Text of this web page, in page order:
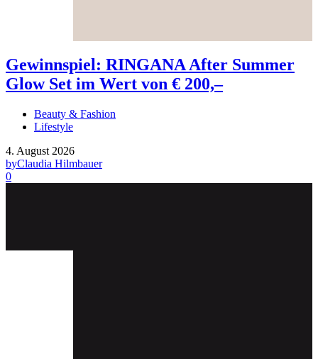
Gewinnspiel: RINGANA After Summer
Glow Set im Wert von € 200,–
Beauty & Fashion
Lifestyle
4. August 2026
byClaudia Hilmbauer
0